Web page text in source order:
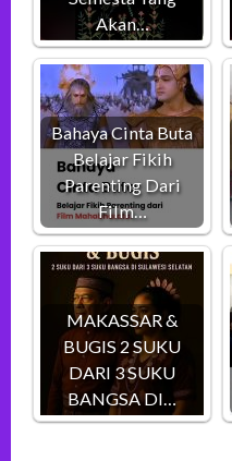
Akan…
Bahaya Cinta Buta
Belajar Fikih
Parenting Dari
Film…
MAKASSAR &
BUGIS 2 SUKU
DARI 3 SUKU
BANGSA DI…